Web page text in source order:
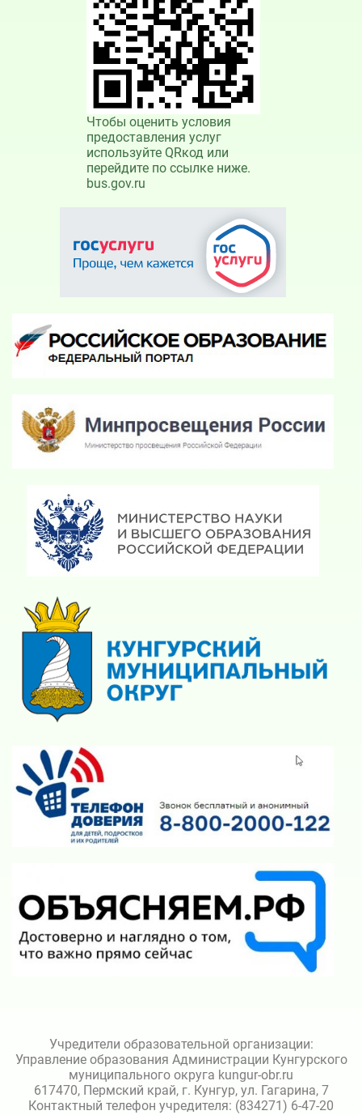
Чтобы оценить условия
предоставления услуг
используйте QRкод или
перейдите по ссылке ниже.
bus.gov.ru
Учредители образовательной организации:
Управление образования Администрации Кунгурского
муниципального округа kungur-obr.ru
617470, Пермский край, г. Кунгур, ул. Гагарина, 7
Контактный телефон учредителя: (834271) 6-47-20